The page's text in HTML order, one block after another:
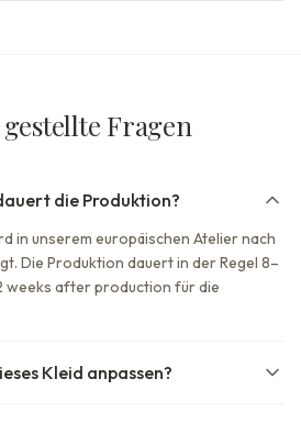
Fragen
die Produktion?
in unserem europäischen Atelier nach
Die Produktion dauert in der Regel 8–
weeks after production für die
Kleid anpassen?